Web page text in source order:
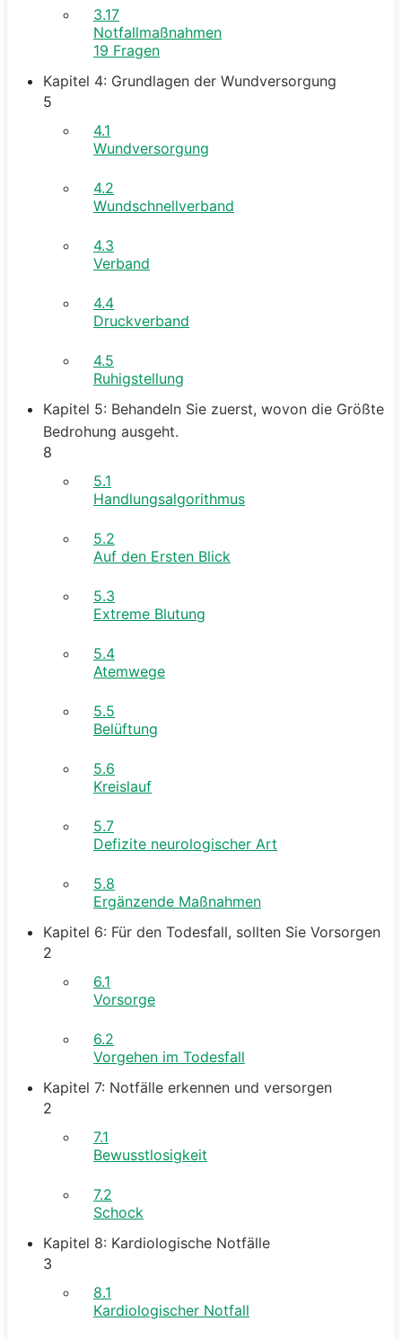
3.17
Notfallmaßnahmen
19 Fragen
Kapitel 4: Grundlagen der Wundversorgung
5
4.1
Wundversorgung
4.2
Wundschnellverband
4.3
Verband
4.4
Druckverband
4.5
Ruhigstellung
Kapitel 5: Behandeln Sie zuerst, wovon die Größte
Bedrohung ausgeht.
8
5.1
Handlungsalgorithmus
5.2
Auf den Ersten Blick
5.3
Extreme Blutung
5.4
Atemwege
5.5
Belüftung
5.6
Kreislauf
5.7
Defizite neurologischer Art
5.8
Ergänzende Maßnahmen
Kapitel 6: Für den Todesfall, sollten Sie Vorsorgen
2
6.1
Vorsorge
6.2
Vorgehen im Todesfall
Kapitel 7: Notfälle erkennen und versorgen
2
7.1
Bewusstlosigkeit
7.2
Schock
Kapitel 8: Kardiologische Notfälle
3
8.1
Kardiologischer Notfall